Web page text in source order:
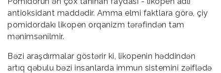
antioksidant maddədir. Amma elmi faktlara görə, çiy
pomidordakı likopen orqanizm tərəfindən tam
mənimsənilmir.
Bəzi araşdırmalar göstərir ki, likopenin həddindən
artıq qəbulu bəzi insanlarda immun sistemini zəiflədə